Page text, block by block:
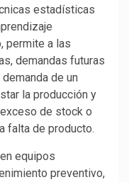
estadísticas
permite a las
demandas futuras
de un
la producción y
de stock o
falta de producto.
equipos
preventivo,